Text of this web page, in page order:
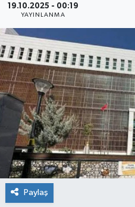
19.10.2025 - 00:19
YAYINLANMA
Paylaş
Magazin
Haber Arşivi